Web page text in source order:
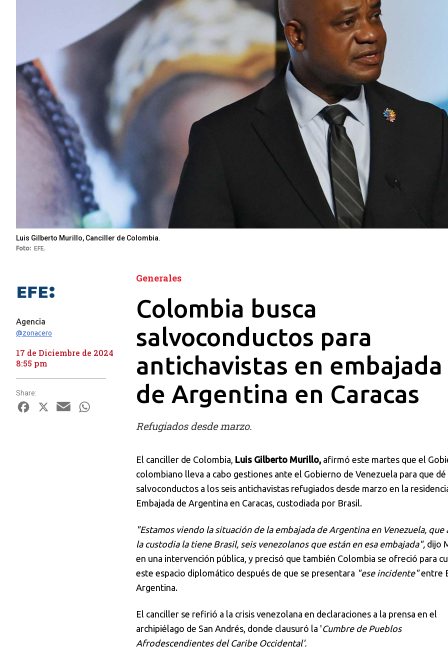
Luis Gilberto Murillo, Canciller de Colombia.
Foto EFE.
Agencia
@zonacero
17 de Diciembre de 2024
8:55 pm
Share:
Facebook
X EmailWhatsApp
Generales
Colombia busca
salvoconductos para
antichavistas en embajada
de Argentina en Caracas
Refugiados desde marzo.
El canciller de Colombia, Luis Gilberto Murillo, afirmó este martes que el
colombiano lleva a cabo gestiones ante el Gobierno de Venezuela para que dé
salvoconductos a los seis antichavistas refugiados desde marzo en la
Embajada de Argentina en Caracas, custodiada por Brasil.
"Estamos viendo la situación de la embajada de Argentina en Venezuela, que
la custodia la tiene Brasil, seis venezolanos que están en esa embajada", dijo
en una intervención pública, y precisó que también Colombia se ofreció para
este espacio diplomático después de que se presentara "ese incidente"entre
Argentina.
El canciller se refirió a la crisis venezolana en declaraciones a la prensa en el
archipiélago de San Andrés, donde clausuró la 'Cumbre de Pueblos
Afrodescendientes del Caribe Occidental'.